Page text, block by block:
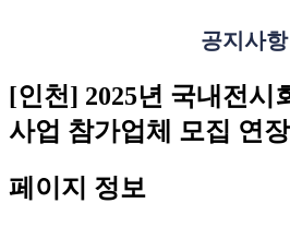
공지사항
[인천] 2025년 국내전시
사업 참가업체 모집 연
페이지 정보